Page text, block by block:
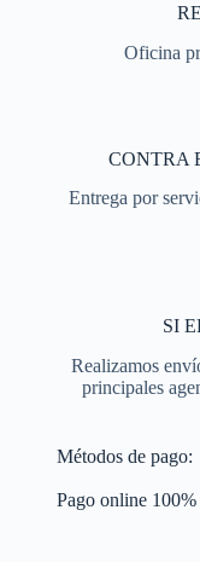
Oficina
CONTRA
Entrega por
SI
Realizamos
principales
Métodos de pago:
Pago online 100%